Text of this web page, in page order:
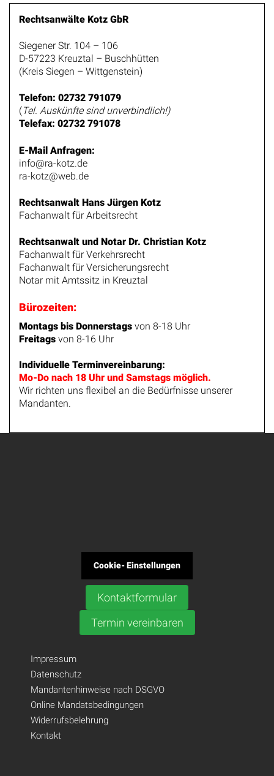
Rechtsanwälte Kotz GbR
Siegener Str. 104 – 106
D-57223 Kreuztal – Buschhütten
(Kreis Siegen – Wittgenstein)
Telefon: 02732 791079
(Tel. Auskünfte sind unverbindlich!)
Telefax: 02732 791078
E-Mail Anfragen:
info@ra-kotz.de
ra-kotz@web.de
Rechtsanwalt Hans Jürgen Kotz
Fachanwalt für Arbeitsrecht
Rechtsanwalt und Notar Dr. Christian Kotz
Fachanwalt für Verkehrsrecht
Fachanwalt für Versicherungsrecht
Notar mit Amtssitz in Kreuztal
Bürozeiten:
Montags bis Donnerstags von 8-18 Uhr
Freitags von 8-16 Uhr
Individuelle Terminvereinbarung:
Mo-Do nach 18 Uhr und Samstags möglich.
Wir richten uns flexibel an die Bedürfnisse unserer
Mandanten.
Cookie- Einstellungen
Kontaktformular
Termin vereinbaren
Impressum
Datenschutz
Mandantenhinweise nach DSGVO
Online Mandatsbedingungen
Widerrufsbelehrung
Kontakt